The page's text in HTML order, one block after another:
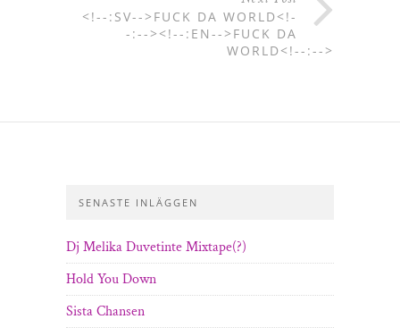
<!--:SV-->FUCK DA WORLD<!-
-:--><!--:EN-->FUCK DA
WORLD<!--:-->
SENASTE INLÄGGEN
Dj Melika Duvetinte Mixtape(?)
Hold You Down
Sista Chansen